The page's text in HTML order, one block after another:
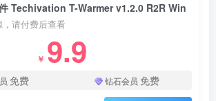
Techivation T-Warmer v1.2.0 R2R Win
请付费后查看
￥ 9.9
免费 钻石会员 免费